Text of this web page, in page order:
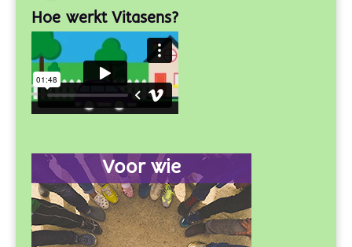
Hoe werkt Vitasens?
Voor wie